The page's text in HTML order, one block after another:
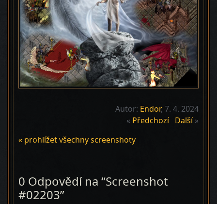
« prohlížet všechny screenshoty
« Předchozí Další»
Autor: Endor, 7. 4. 2024
0 Odpovědí na “Screenshot
#02203”